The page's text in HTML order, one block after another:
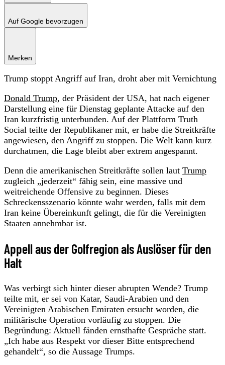
Auf Google bevorzugen
Merken
Trump stoppt Angriff auf Iran, droht aber mit Vernichtung
Donald Trump, der Präsident der USA, hat nach eigener
Darstellung eine für Dienstag geplante Attacke auf den
Iran kurzfristig unterbunden. Auf der Plattform Truth
Social teilte der Republikaner mit, er habe die Streitkräfte
angewiesen, den Angriff zu stoppen. Die Welt kann kurz
durchatmen, die Lage bleibt aber extrem angespannt.
Denn die amerikanischen Streitkräfte sollen laut Trump
zugleich „jederzeit“ fähig sein, eine massive und
weitreichende Offensive zu beginnen. Dieses
Schreckensszenario könnte wahr werden, falls mit dem
Iran keine Übereinkunft gelingt, die für die Vereinigten
Staaten annehmbar ist.
Appell aus der Golfregion als Auslöser für den
Halt
Was verbirgt sich hinter dieser abrupten Wende? Trump
teilte mit, er sei von Katar, Saudi-Arabien und den
Vereinigten Arabischen Emiraten ersucht worden, die
militärische Operation vorläufig zu stoppen. Die
Begründung: Aktuell fänden ernsthafte Gespräche statt.
„Ich habe aus Respekt vor dieser Bitte entsprechend
gehandelt“, so die Aussage Trumps.